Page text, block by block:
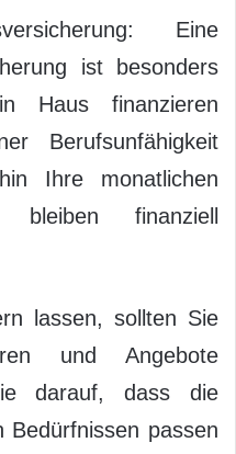
Eine
ist besonders
Haus finanzieren
Berufsunfähigkeit
Ihre monatlichen
finanziell
lassen, sollten Sie
und Angebote
darauf, dass die
Bedürfnissen passen